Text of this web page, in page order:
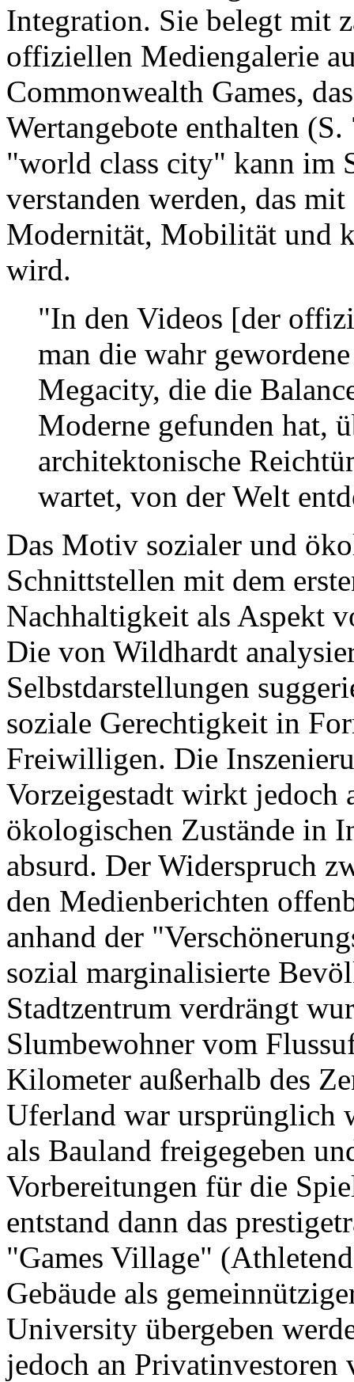
Integration. Sie belegt mit
offiziellen Mediengalerie
Commonwealth Games,
Wertangebote enthalten
"world class city" kann im
verstanden werden, das
Modernität, Mobilität und
wird.
"In den Videos [der
man die wahr
Megacity, die die
Moderne gefunden hat,
architektonische
wartet, von der Welt
Das Motiv sozialer und
Schnittstellen mit dem
Nachhaltigkeit als Aspekt
Die von Wildhardt
Selbstdarstellungen
soziale Gerechtigkeit in
Freiwilligen. Die
Vorzeigestadt wirkt jedoch
ökologischen Zustände in
absurd. Der Widerspruch
den Medienberichten
anhand der
sozial marginalisierte
Stadtzentrum verdrängt
Slumbewohner vom
Kilometer außerhalb des
Uferland war ursprünglich
als Bauland freigegeben
Vorbereitungen für die
entstand dann das
"Games Village"
Gebäude als
University übergeben
jedoch an